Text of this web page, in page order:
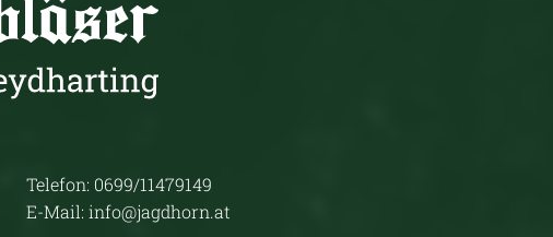
Telefon: 0699/11479149
E-Mail: info@jagdhorn.at